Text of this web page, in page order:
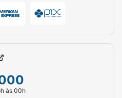
às 00h